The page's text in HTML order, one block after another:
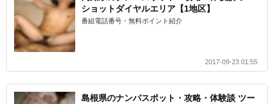
ショットダイヤルエリア【1地区】
番組電話番号・無料ポイント紹介
2017-09-23 01:55
島根県のナンパスポット・攻略・体験談 ツー